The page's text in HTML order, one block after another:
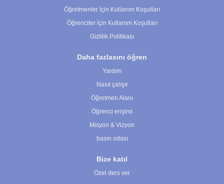
Öğretmenler İçin Kullanım Koşulları
Öğrenciler İçin Kullanım Koşulları
Gizlilik Politikası
Daha fazlasını öğren
Yardım
Nasıl çalışır
Öğretmen Alanı
Öğrenci erişimi
Misyon & Vizyon
basın odası
Bize katıl
Özel ders ver